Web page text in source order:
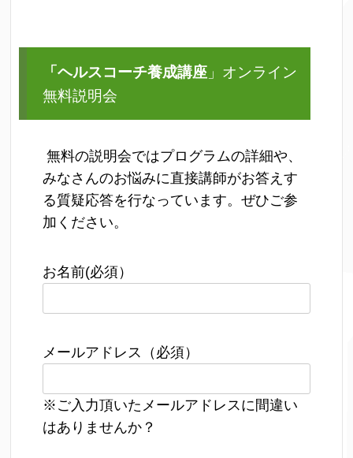
「ヘルスコーチ養成講座 」オンライン
無料説明会
無料の説明会ではプログラムの詳細や、
みなさんのお悩みに直接講師がお答えす
る質疑応答を行なっています。ぜひご参
加ください。
お名前(必須）
メールアドレス（必須）
※ご入力頂いたメールアドレスに間違い
はありませんか？